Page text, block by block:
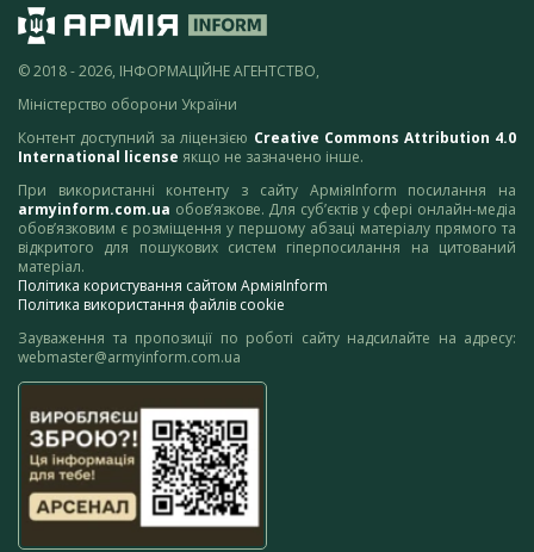
© 2018 - 2026, ІНФОРМАЦІЙНЕ АГЕНТСТВО,
Міністерство оборони України
Контент доступний за ліцензією Creative Commons Attribution 4.0
International license якщо не зазначено інше.
При використанні контенту з сайту АрміяInform посилання на
armyinform.com.ua обов’язкове. Для суб’єктів у сфері онлайн-медіа
обов’язковим є розміщення у першому абзаці матеріалу прямого та
відкритого для пошукових систем гіперпосилання на цитований
матеріал.
Політика користування сайтом АрміяInform
Політика використання файлів cookie
Зауваження та пропозиції по роботі сайту надсилайте на адресу:
webmaster@armyinform.com.ua